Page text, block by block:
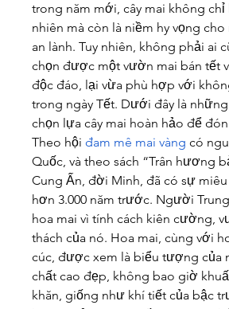
trong năm mới, cây mai không chỉ
nhiên mà còn là niềm hy vọng cho
an lành. Tuy nhiên, không phải ai
chọn được một vườn mai bán tết
độc đáo, lại vừa phù hợp với
trong ngày Tết. Dưới đây là
chọn lựa cây mai hoàn hảo để
Theo hội đam mê mai vàng có
Quốc, và theo sách “Trân hương
Cung Ấn, đời Minh, đã có sự
hơn 3.000 năm trước. Người
hoa mai vì tính cách kiên cường,
thách của nó. Hoa mai, cùng với
cúc, được xem là biểu tượng của
chất cao đẹp, không bao giờ
khăn, giống như khí tiết của bậc